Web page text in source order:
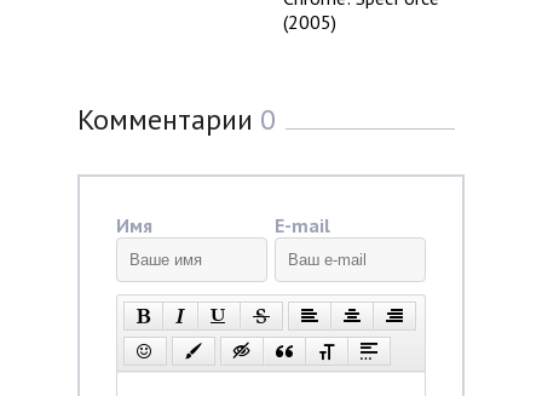
(2005)
Комментарии 0
Имя E-mail